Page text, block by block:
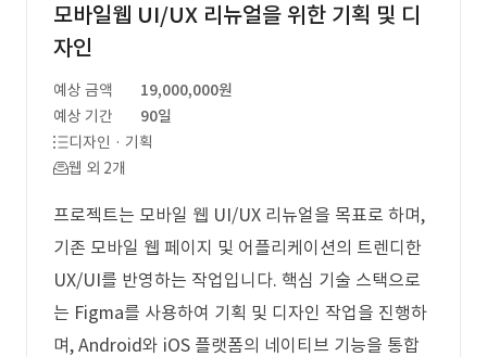
모바일웹 UI/UX 리뉴얼을 위한 기획 및 디
자인
예상 금액
19,000,000원
예상 기간
90일
디자인 · 기획
웹 외 2개
프로젝트는 모바일 웹 UI/UX 리뉴얼을 목표로 하며,
기존 모바일 웹 페이지 및 어플리케이션의 트렌디한
UX/UI를 반영하는 작업입니다. 핵심 기술 스택으로
는 Figma를 사용하여 기획 및 디자인 작업을 진행하
며, Android와 iOS 플랫폼의 네이티브 기능을 통합